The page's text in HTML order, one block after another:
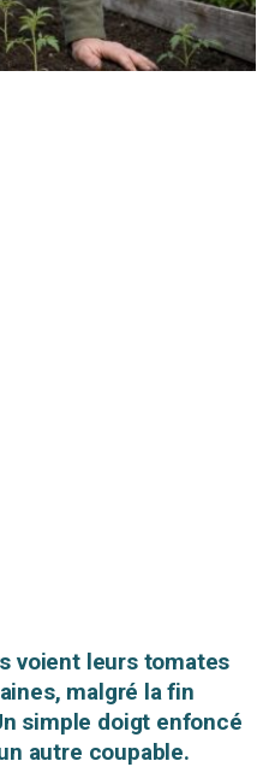
voient leurs tomates
malgré la fin
simple doigt enfoncé
autre coupable.